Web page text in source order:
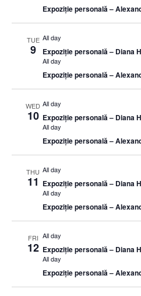
Expoziție personală –
TUE
9
All day
Expoziție personală – Diana
All day
Expoziție personală –
WED
10
All day
Expoziție personală – Diana
All day
Expoziție personală –
THU
11
All day
Expoziție personală – Diana
All day
Expoziție personală –
FRI
12
All day
Expoziție personală – Diana
All day
Expoziție personală –